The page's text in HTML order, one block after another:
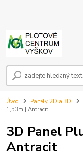
Úvod Panely 2D a 3D
1,53m | Antracit
3D Panel
Antracit